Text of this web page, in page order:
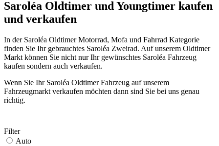
Saroléa Oldtimer und Youngtimer kaufen
und verkaufen
In der Saroléa Oldtimer Motorrad, Mofa und Fahrrad Kategorie
finden Sie Ihr gebrauchtes Saroléa Zweirad. Auf unserem Oldtimer
Markt können Sie nicht nur Ihr gewünschtes Saroléa Fahrzeug
kaufen sondern auch verkaufen.
Wenn Sie Ihr Saroléa Oldtimer Fahrzeug auf unserem
Fahrzeugmarkt verkaufen möchten dann sind Sie bei uns genau
richtig.
Filter
Auto